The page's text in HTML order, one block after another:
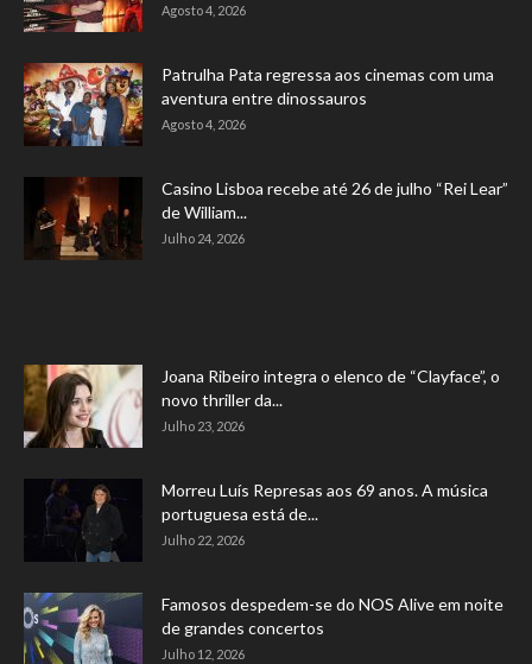
Agosto 4, 2026
Patrulha Pata regressa aos cinemas com uma
aventura entre dinossauros
Agosto 4, 2026
Casino Lisboa recebe até 26 de julho “Rei Lear”
de William...
Julho 24, 2026
Joana Ribeiro integra o elenco de “Clayface”, o
novo thriller da...
Julho 23, 2026
Morreu Luís Represas aos 69 anos. A música
portuguesa está de...
Julho 22, 2026
Famosos despedem-se do NOS Alive em noite
de grandes concertos
Julho 12, 2026